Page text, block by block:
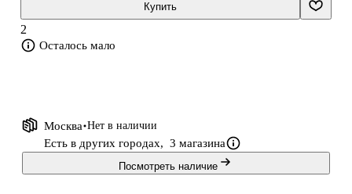
Купить
2
Осталось мало
Москва Нет в наличии
Есть в других городах, 3 магазина
Посмотреть наличие